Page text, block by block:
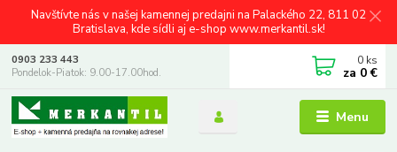
Navštívte nás v našej kamennej predajni na Palackého 22, 811 02
Bratislava, kde sídli aj e-shop www.merkantil.sk!
Menu
0903 233 443
Pondelok-Piatok: 9.00-17.00hod.
0 ks
za 0 €